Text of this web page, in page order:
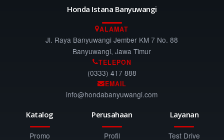
Honda Istana Banyuwangi
ALAMAT
Jl. Raya Banyuwangi Jember KM 7 No. 88
Banyuwangi, Jawa Timur
TELEPON
(0333) 417 888
EMAIL
info@hondabanyuwangi.com
Katalog
Promo
Perusahaan
Profil
Layanan
Test Drive